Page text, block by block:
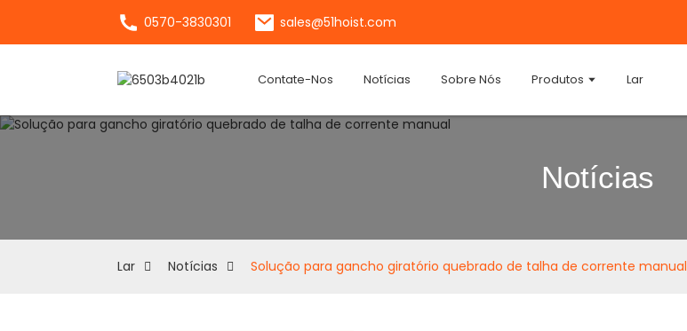
0570-3830301 sales@51hoist.com
Contate-Nos Notícias Sobre Nós Produtos Lar
Notícias
Lar Notícias Solução para gancho giratório quebrado de talha de corrente manual